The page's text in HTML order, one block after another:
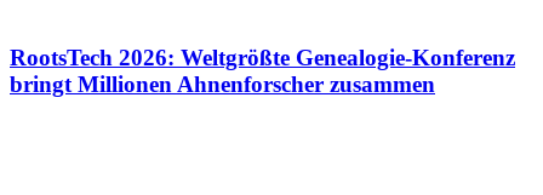
RootsTech 2026: Weltgrößte Genealogie-Konferenz
bringt Millionen Ahnenforscher zusammen